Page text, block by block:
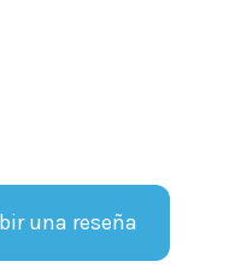
una reseña